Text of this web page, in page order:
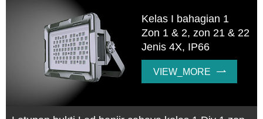
Kelas I bahagian 1
Zon 1 & 2, zon 21 & 22
Jenis 4X, IP66
VIEW_MORE 